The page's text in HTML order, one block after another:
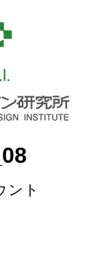
ント